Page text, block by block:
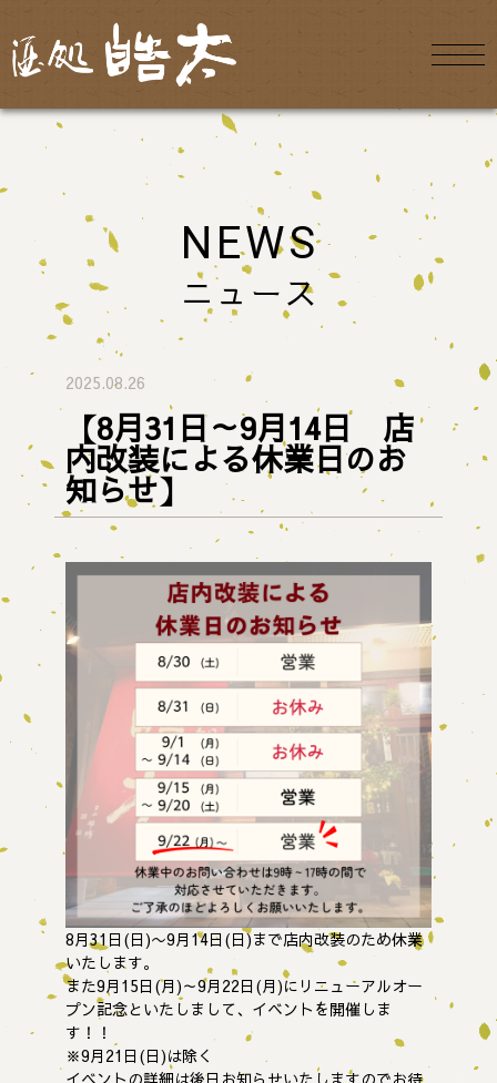
NEWS
ニュース
2025.08.26
【8月31日～9月14日 店
内改装による休業日のお
知らせ】
8月31日(日)〜9月14日(日)まで店内改装のため休業
いたします。
また9月15日(月)～9月22日(月)にリニューアルオー
プン記念といたしまして、イベントを開催しま
す！！
※9月21日(日)は除く
イベントの詳細は後日お知らせいたしますのでお待